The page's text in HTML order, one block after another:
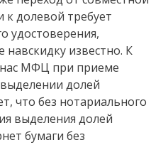
к долевой требует
удостоверения,
навскидку известно. К
МФЦ при приеме
долей
что без нотариального
выделения долей
бумаги без